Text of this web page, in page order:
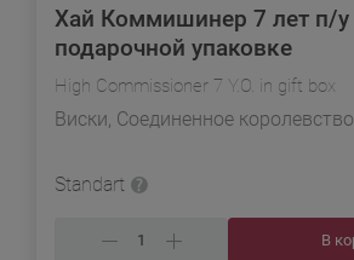
Хай Коммишинер 7 лет п/у
подарочной упаковке
High Commissioner 7 Y.O. in gift box
Виски, Соединенное
Standart
В